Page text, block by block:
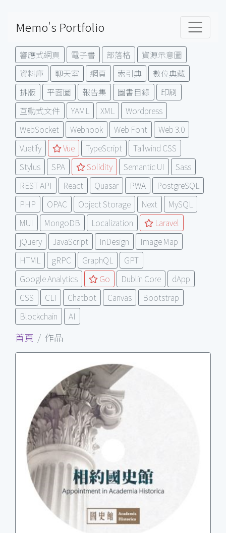
Memo's Portfolio
響應式網頁 電子書 部落格
資源示意圖
資料庫
聊天室 網頁 索引典
數位典藏
排版
平面圖 報告集 圖書目錄
印刷
互動式文件
YAML XML
Wordpress
WebSocket
Webhook Web Font
Web 3.0
Vuetify
Vue TypeScript
Tailwind CSS
Stylus
SPA Solidity Semantic UI
Sass
REST API
React Quasar PWA
PostgreSQL
PHP
OPAC Object Storage Next
MySQL
MUI
MongoDB Localization
Laravel
jQuery
JavaScript InDesign
Image Map
HTML
gRPC GraphQL
GPT
Google Analytics
Go Dublin Core
dApp
CSS
CLI Chatbot Canvas
Bootstrap
Blockchain
AI
首頁 作品